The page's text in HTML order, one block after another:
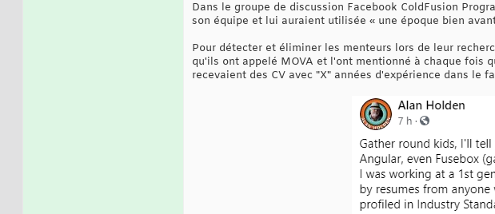
Dans le groupe de discussion Facebook ColdFusion
son équipe et lui auraient utilisée « une époque bien
Pour détecter et éliminer les menteurs lors de leur
qu'ils ont appelé MOVA et l'ont mentionné à chaque fois
recevaient des CV avec "X" années d'expérience dans le